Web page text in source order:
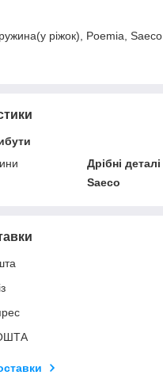
ріжок), Poemia, Saeco
Дрібні деталі
Saeco